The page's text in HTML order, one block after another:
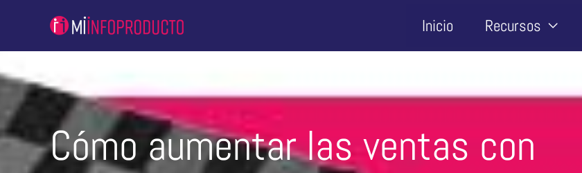
contenido
Inicio Recursos
Cómo aumentar las ventas con